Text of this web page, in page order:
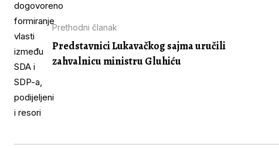
Prethodni članak
Predstavnici Lukavačkog sajma uručili
zahvalnicu ministru Gluhiću